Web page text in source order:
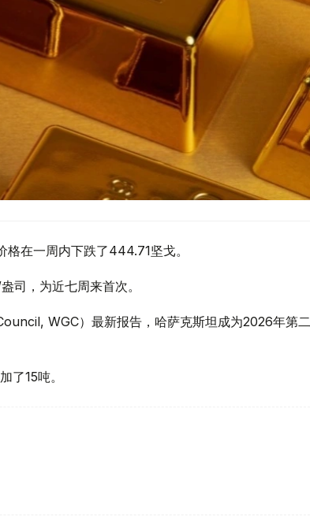
在一周内下跌了444.71坚戈。
司，为近七周来首次。
WGC）最新报告，哈萨克斯坦成为2026年第二
了15吨。